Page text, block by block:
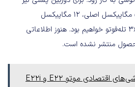
احتمالاً شاهد ۳ سنسور ۵۰ مگاپیکسل اصلی، ۱۲ مگاپیکسل
فوق‌عریض، ۸ مگاپیکسل 3x تله‌فوتو خواهیم بود. هنوز اطلاعاتی
منتشر نشده است.
موتورولا از گوشی‌های اقتصادی موتو E22 و E22i